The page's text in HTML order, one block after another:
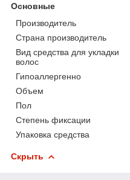
Основные
Производитель
Страна производитель
Вид средства для укладки
волос
Гипоаллергенно
Объем
Пол
Степень фиксации
Упаковка средства
Скрыть